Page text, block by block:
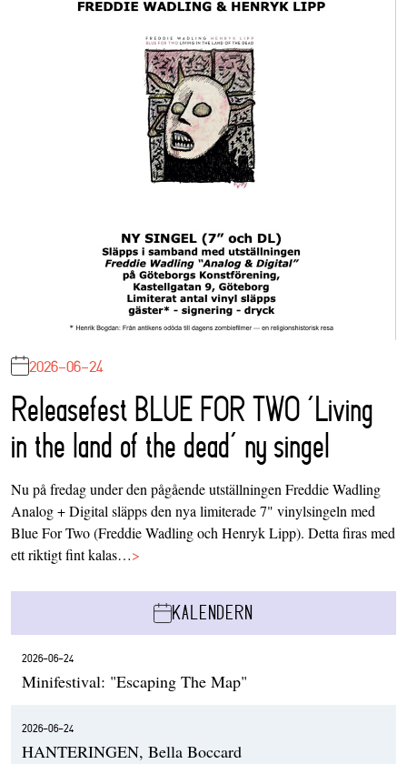
2026-06-24
Releasefest BLUE FOR TWO ‘Living
in the land of the dead’ ny singel
Nu på fredag under den pågående utställningen Freddie Wadling
Analog + Digital släpps den nya limiterade 7" vinylsingeln med
Blue For Two (Freddie Wadling och Henryk Lipp). Detta firas med
ett riktigt fint kalas…>
KALENDERN
2026-06-24
Minifestival: "Escaping The Map"
2026-06-24
HANTERINGEN, Bella Boccard